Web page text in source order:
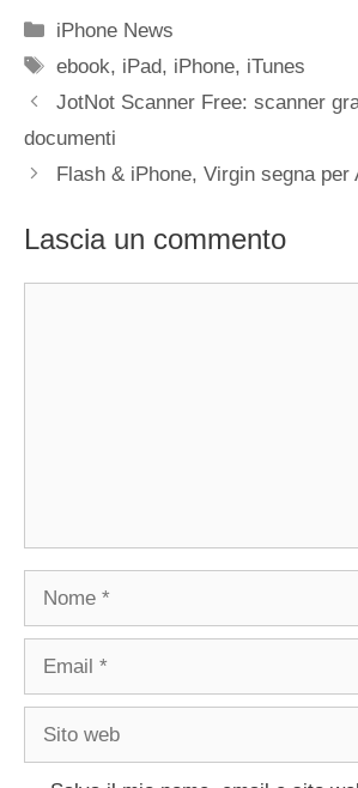
Categorie
iPhone News
Tag
ebook, iPad, iPhone, iTunes
JotNot Scanner Free: scanner
documenti
Flash & iPhone, Virgin segna per
Lascia un commento
Nome
Email
Sito